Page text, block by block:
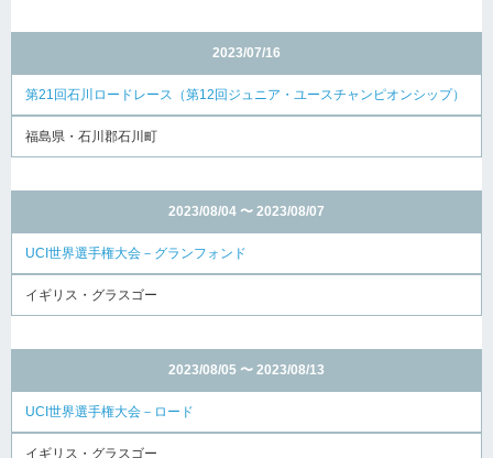
2023/07/16
第21回石川ロードレース（第12回ジュニア・ユースチャンピオンシップ）
福島県・石川郡石川町
2023/08/04 〜 2023/08/07
UCI世界選手権大会－グランフォンド
イギリス・グラスゴー
2023/08/05 〜 2023/08/13
UCI世界選手権大会－ロード
イギリス・グラスゴー